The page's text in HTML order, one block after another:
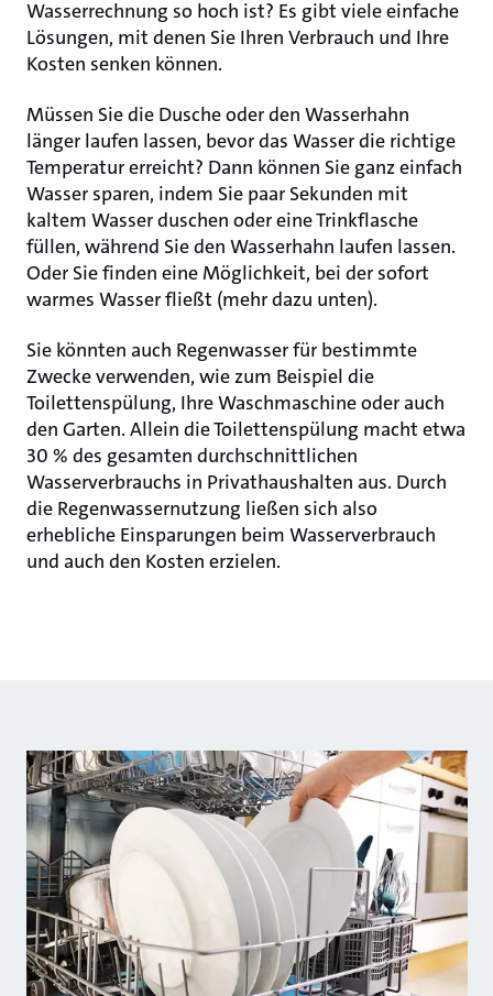
Wasserrechnung so hoch ist? Es gibt viele einfache
Lösungen, mit denen Sie Ihren Verbrauch und Ihre
Kosten senken können.
Müssen Sie die Dusche oder den Wasserhahn
länger laufen lassen, bevor das Wasser die richtige
Temperatur erreicht? Dann können Sie ganz einfach
Wasser sparen, indem Sie paar Sekunden mit
kaltem Wasser duschen oder eine Trinkflasche
füllen, während Sie den Wasserhahn laufen lassen.
Oder Sie finden eine Möglichkeit, bei der sofort
warmes Wasser fließt (mehr dazu unten).
Sie könnten auch Regenwasser für bestimmte
Zwecke verwenden, wie zum Beispiel die
Toilettenspülung, Ihre Waschmaschine oder auch
den Garten. Allein die Toilettenspülung macht etwa
30 % des gesamten durchschnittlichen
Wasserverbrauchs in Privathaushalten aus. Durch
die Regenwassernutzung ließen sich also
erhebliche Einsparungen beim Wasserverbrauch
und auch den Kosten erzielen.